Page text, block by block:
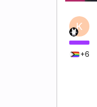
K
+6